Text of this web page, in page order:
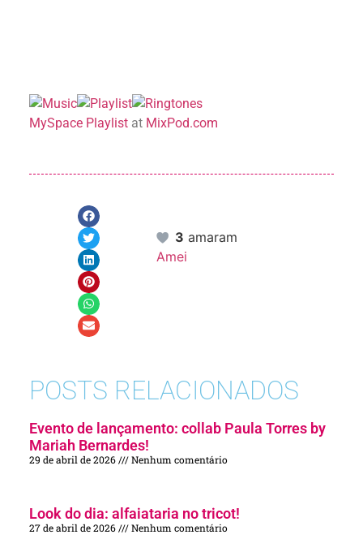
MySpace Playlist at MixPod.com
3 amaram
Amei
POSTS RELACIONADOS
Evento de lançamento: collab Paula Torres by
Mariah Bernardes!
29 de abril de 2026 Nenhum comentário
Look do dia: alfaiataria no tricot!
27 de abril de 2026 Nenhum comentário